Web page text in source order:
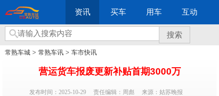
资讯 买车 用车 互动
搜索
常熟车城 > 常熟车讯 > 车市快讯
营运货车报废更新补贴首期3000万
发布时间：2025-10-29 责任编辑：周彪 来源：姑苏晚报